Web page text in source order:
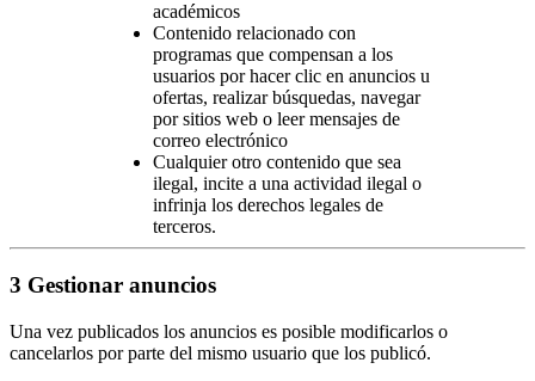
académicos
Contenido relacionado con
programas que compensan a los
usuarios por hacer clic en anuncios u
ofertas, realizar búsquedas, navegar
por sitios web o leer mensajes de
correo electrónico
Cualquier otro contenido que sea
ilegal, incite a una actividad ilegal o
infrinja los derechos legales de
terceros.
3 Gestionar anuncios
Una vez publicados los anuncios es posible modificarlos o
cancelarlos por parte del mismo usuario que los publicó.